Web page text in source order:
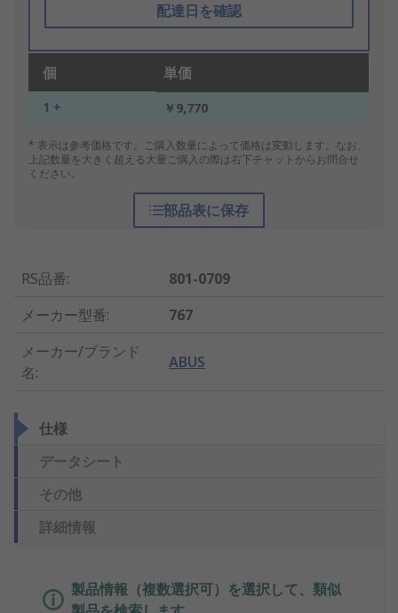
配達日を確認
個 単価
1 + ￥9,770
* 表示は参考価格です。ご購入数量によって価格は変動します。なお、
上記数量を大きく超える大量ご購入の際は右下チャットからお問合せ
ください。
部品表に保存
RS品番:
801-0709
メーカー型番:
767
メーカー/ブランド
名:
ABUS
仕様
データシート
その他
詳細情報
製品情報（複数選択可）を選択して、類似